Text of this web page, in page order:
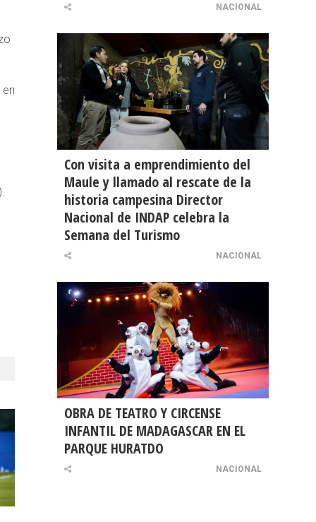
NACIONAL
Con visita a emprendimiento del
Maule y llamado al rescate de la
historia campesina Director
Nacional de INDAP celebra la
Semana del Turismo
NACIONAL
OBRA DE TEATRO Y CIRCENSE
INFANTIL DE MADAGASCAR EN EL
PARQUE HURATDO
NACIONAL